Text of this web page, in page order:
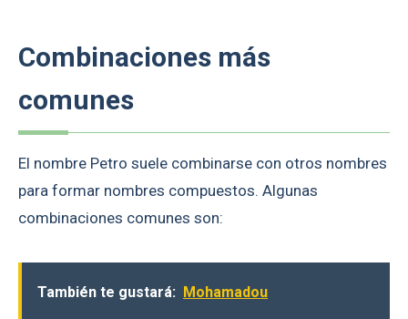
Combinaciones más
comunes
El nombre Petro suele combinarse con otros nombres
para formar nombres compuestos. Algunas
combinaciones comunes son:
También te gustará: Mohamadou